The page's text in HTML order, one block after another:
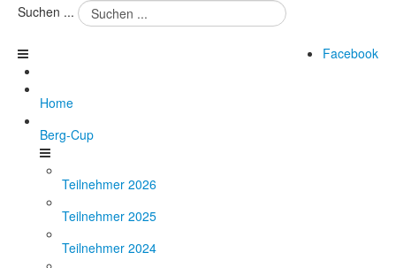
Suchen ...
Facebook
Home
Berg-Cup
Teilnehmer 2026
Teilnehmer 2025
Teilnehmer 2024